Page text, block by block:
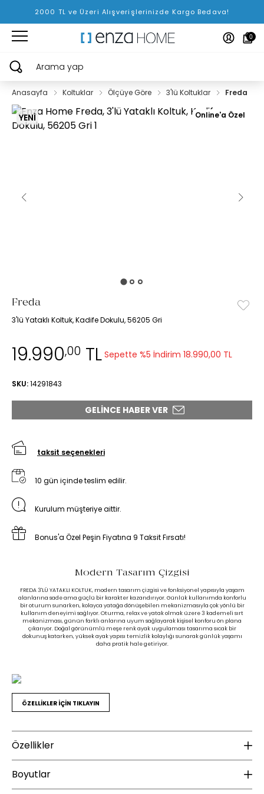
2000 TL ve Üzeri Alışverişlerinizde Kargo Bedava!
0
Arama yap
Anasayfa Koltuklar Ölçüye Göre 3'lü Koltuklar Freda
YENİ Online'a Özel
Freda
3'lü Yataklı Koltuk, Kadife Dokulu, 56205 Gri
19.990,00 TL Sepette %5 İndirim 18.990,00 TL
SKU:14291843
GELINCE HABER VER
taksit seçenekleri
10 gün içinde teslim edilir.
Kurulum müşteriye aittir.
Bonus'a Özel Peşin Fiyatına 9 Taksit Fırsatı!
Modern Tasarım Çizgisi
FREDA 3'LÜ YATAKLI KOLTUK, modern tasarım çizgisi ve fonksiyonel yapısıyla yaşam
alanlarına sade ama güçlü bir karakter kazandırıyor. Günlük kullanımda konforlu
bir oturum sunarken, kolayca yatağa dönüşebilen mekanizmasıyla çok yönlü bir
kullanım deneyimi sağlıyor. Oturma, relax ve yatak olmak üzere 3 kademeli sırt
mekanizması, günün farklı anlarına uyum sağlayarak kişisel konforu ön plana
çıkarıyor. Doğal görünümlü meşe renk ayak uygulaması tasarıma sıcak bir
dokunuş katarken, yüksek ayak yapısı temizlik kolaylığı sunarak günlük yaşamı
daha pratik hale getiriyor.
ÖZELLİKLER İÇİN TIKLAYIN
Özellikler
Ayak Malzemesi :
Polimer
Boyutlar